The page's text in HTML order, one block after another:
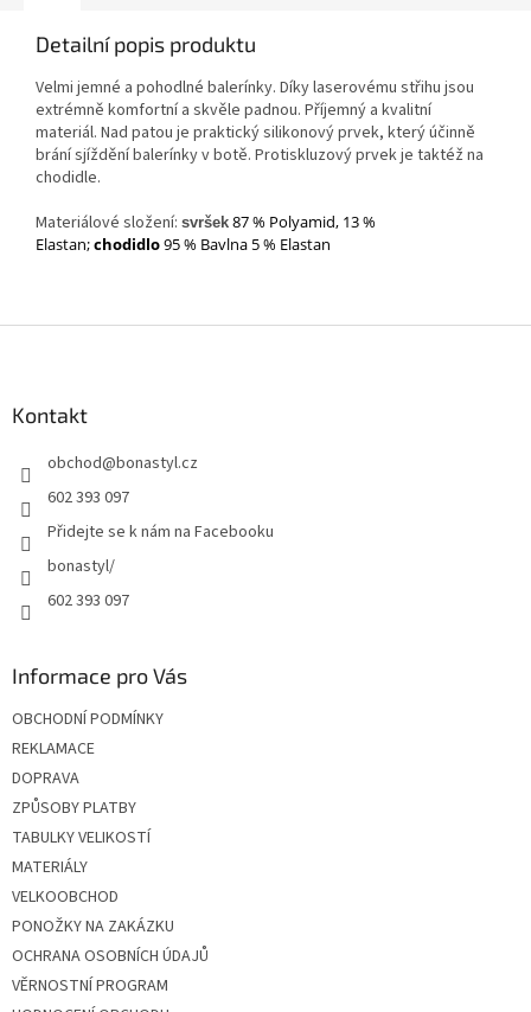
Detailní popis produktu
Velmi jemné a pohodlné balerínky. Díky laserovému střihu jsou
extrémně komfortní a skvěle padnou. Příjemný a kvalitní
materiál. Nad patou je praktický silikonový prvek, který účinně
brání sjíždění balerínky v botě. Protiskluzový prvek je taktéž na
chodidle.
Materiálové složení: svršek 87 % Polyamid, 13 %
Elastan;chodidlo95 % Bavlna 5 % Elastan
Kontakt
obchod@bonastyl.cz
602 393 097
Přidejte se k nám na Facebooku
bonastyl/
602 393 097
Informace pro Vás
OBCHODNÍ PODMÍNKY
REKLAMACE
DOPRAVA
ZPŮSOBY PLATBY
TABULKY VELIKOSTÍ
MATERIÁLY
VELKOOBCHOD
PONOŽKY NA ZAKÁZKU
OCHRANA OSOBNÍCH ÚDAJŮ
VĚRNOSTNÍ PROGRAM